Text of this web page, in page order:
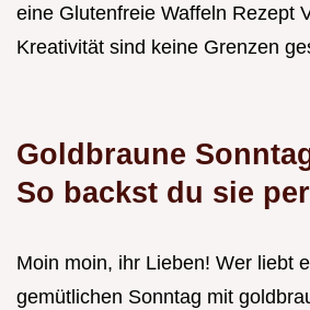
eine Glutenfreie Waffeln Rezept
Kreativität sind keine Grenzen
Goldbraune
So backst du sie
Moin moin, ihr Lieben! Wer liebt
gemütlichen Sonntag mit